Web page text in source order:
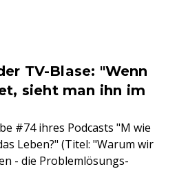
TV-Blase: "Wenn
sieht man ihn im
#74 ihres Podcasts "M wie
Leben?" (Titel: "Warum wir
- die Problemlösungs-